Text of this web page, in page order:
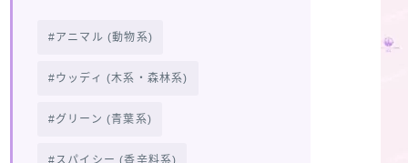
アニマル (動物系)
ウッディ (木系・森林系)
グリーン (青葉系)
スパイシー (香辛料系)